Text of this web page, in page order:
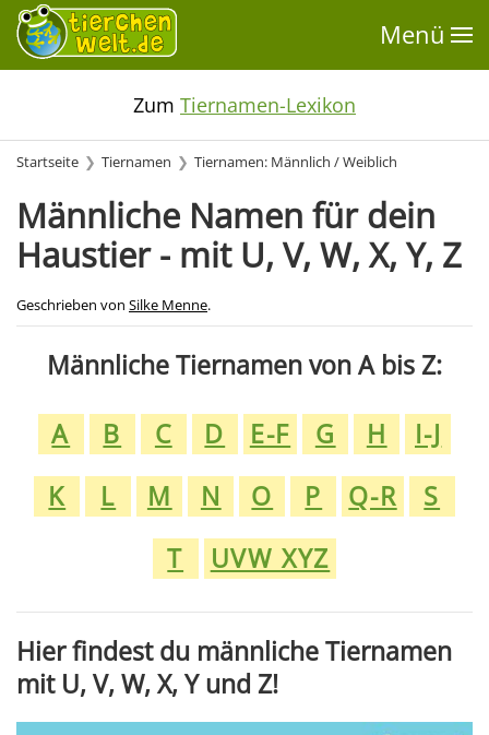
Menü
Zum Tiernamen-Lexikon
Startseite Tiernamen Tiernamen: Männlich / Weiblich
Männliche Namen für dein
Haustier - mit U, V, W, X, Y, Z
Geschrieben von Silke Menne.
Männliche Tiernamen von A bis Z:
A
B C D E-F G H
I-J
K
L M N O P Q-R
S
T
UVW XYZ
Hier findest du männliche Tiernamen
mit U, V, W, X, Y und Z!